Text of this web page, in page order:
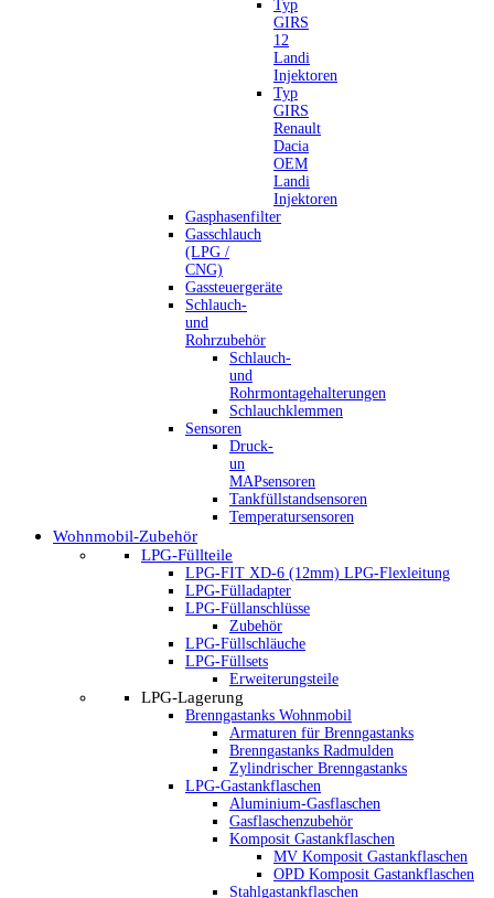
Typ
GIRS
12
Landi
Injektoren
Typ
GIRS
Renault
Dacia
OEM
Landi
Injektoren
Gasphasenfilter
Gasschlauch
(LPG /
CNG)
Gassteuergeräte
Schlauch-
und
Rohrzubehör
Schlauch-
und
Rohrmontagehalterungen
Schlauchklemmen
Sensoren
Druck-
un
MAPsensoren
Tankfüllstandsensoren
Temperatursensoren
Wohnmobil-Zubehör
LPG-Füllteile
LPG-FIT XD-6 (12mm) LPG-Flexleitung
LPG-Fülladapter
LPG-Füllanschlüsse
Zubehör
LPG-Füllschläuche
LPG-Füllsets
Erweiterungsteile
LPG-Lagerung
Brenngastanks Wohnmobil
Armaturen für Brenngastanks
Brenngastanks Radmulden
Zylindrischer Brenngastanks
LPG-Gastankflaschen
Aluminium-Gasflaschen
Gasflaschenzubehör
Komposit Gastankflaschen
MV Komposit Gastankflaschen
OPD Komposit Gastankflaschen
Stahlgastankflaschen